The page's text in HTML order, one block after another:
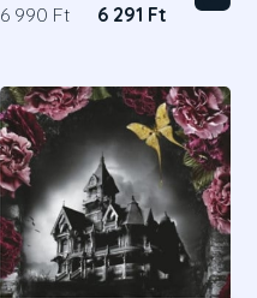
6 990 Ft 6 291 Ft